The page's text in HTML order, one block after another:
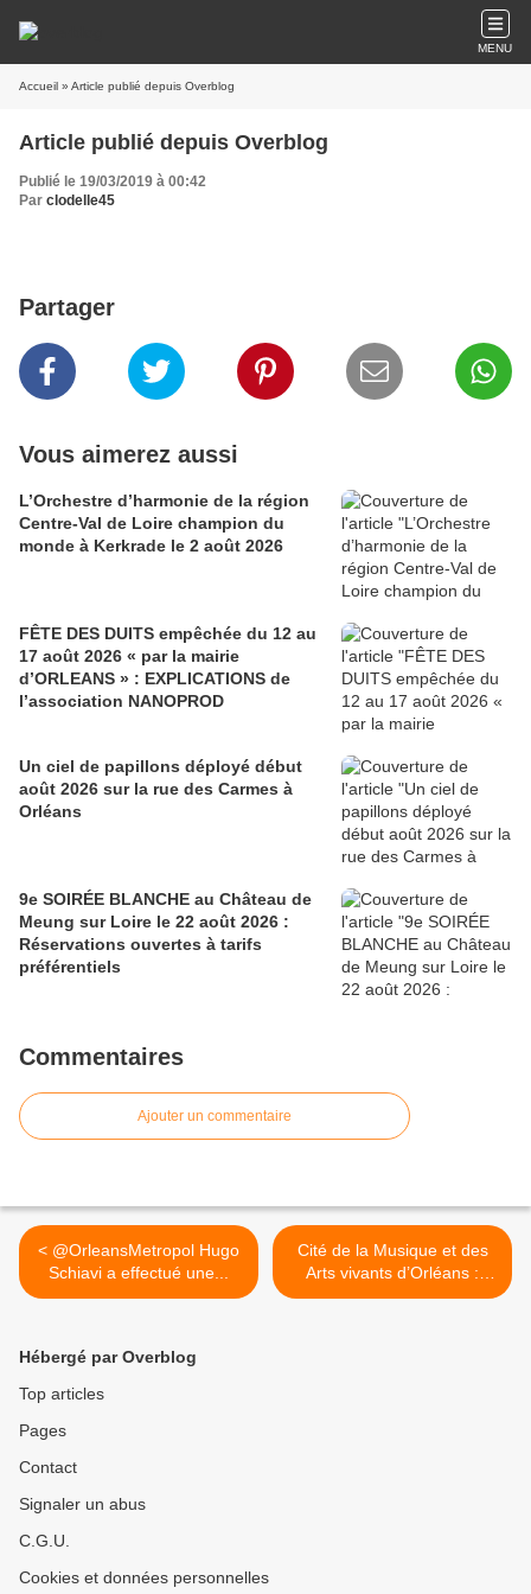
MENU
Accueil » Article publié depuis Overblog
Article publié depuis Overblog
Publié le 19/03/2019 à 00:42
Par clodelle45
Partager
Vous aimerez aussi
L’Orchestre d’harmonie de la région
Centre-Val de Loire champion du
monde à Kerkrade le 2 août 2026
FÊTE DES DUITS empêchée du 12 au
17 août 2026 « par la mairie
d’ORLEANS » : EXPLICATIONS de
l’association NANOPROD
Un ciel de papillons déployé début
août 2026 sur la rue des Carmes à
Orléans
9e SOIRÉE BLANCHE au Château de
Meung sur Loire le 22 août 2026 :
Réservations ouvertes à tarifs
préférentiels
Commentaires
Ajouter un commentaire
< @OrleansMetropol Hugo
Schiavi a effectué une...
Cité de la Musique et des
Arts vivants d’Orléans :
livraison prévue en 2022 -
Hébergé par Overblog
Top articles
Pages
Contact
Signaler un abus
C.G.U.
Cookies et données personnelles